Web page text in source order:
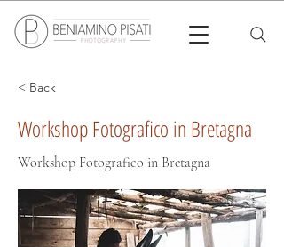
< Back
Workshop Fotografico in Bretagna
Workshop Fotografico in Bretagna